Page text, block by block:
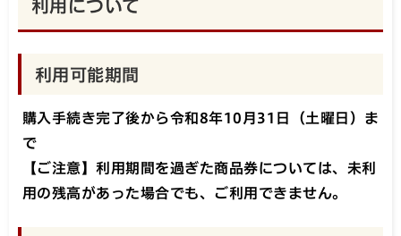
利用について
利用可能期間
購入手続き完了後から令和8年10月31日（土曜日）ま
で
【ご注意】利用期間を過ぎた商品券については、未利
用の残高があった場合でも、ご利用できません。